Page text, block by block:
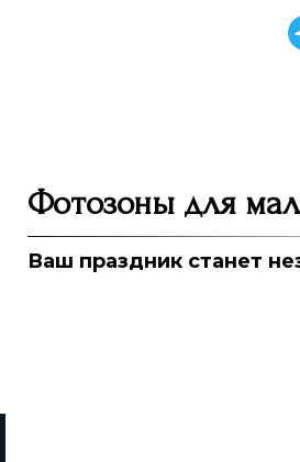
Фотозоны для
Ваш праздник станет